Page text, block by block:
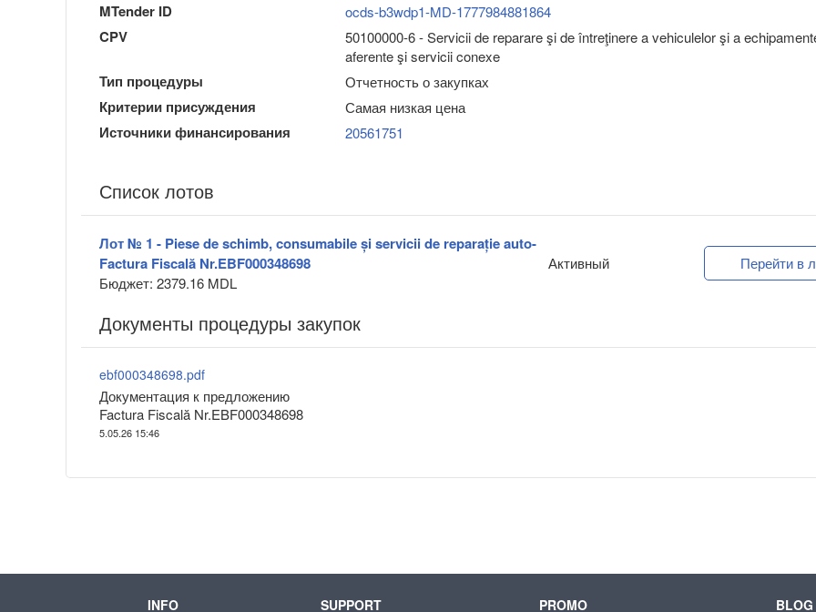
MTender ID ocds-b3wdp1-MD-1777984881864
CPV
50100000-6 - Servicii de reparare şi de întreţinere a vehiculelor şi a
aferente şi servicii conexe
Тип процедуры Отчетность о закупках
Критерии присуждения Самая низкая цена
Источники финансирования 20561751
Список лотов
Лот № 1 - Piese de schimb, consumabile și servicii de reparație auto-
Factura Fiscală Nr.EBF000348698
Бюджет: 2379.16 MDL
Активный Перейти в
Документы процедуры закупок
ebf000348698.pdf
Документация к предложению
Factura Fiscală Nr.EBF000348698
5.05.26 15:46
INFO SUPPORT PROMO BLOG